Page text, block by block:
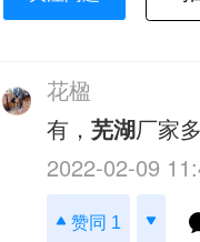
花楹
有，芜湖厂家
2022-02-09
赞同 1